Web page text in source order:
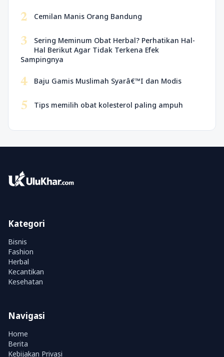
2 Cemilan Manis Orang Bandung
3
Sering Meminum Obat Herbal? Perhatikan Hal-
Hal Berikut Agar Tidak Terkena Efek
Sampingnya
4 Baju Gamis Muslimah Syarâ€™I dan Modis
5 Tips memilih obat kolesterol paling ampuh
Kategori
Bisnis
Fashion
Herbal
Kecantikan
Kesehatan
Navigasi
Home
Berita
Kebijakan Privasi